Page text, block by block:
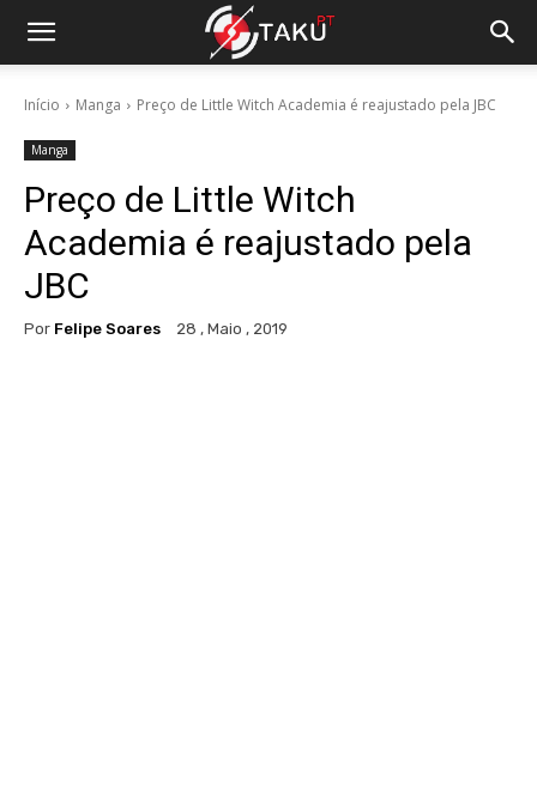
Início Manga Preço de Little Witch Academia é reajustado pela JBC
Manga
Preço de Little Witch
Academia é reajustado pela
JBC
Por Felipe Soares 28 , Maio , 2019